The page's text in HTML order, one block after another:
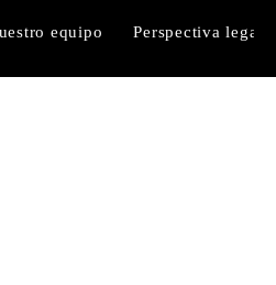
equipo Perspectiva legal